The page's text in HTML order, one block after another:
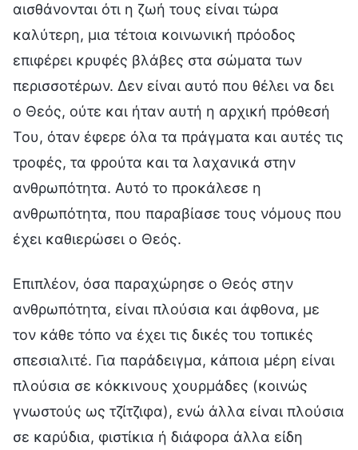
αισθάνονται ότι η ζωή τους είναι τώρα
καλύτερη, μια τέτοια κοινωνική πρόοδος
επιφέρει κρυφές βλάβες στα σώματα των
περισσοτέρων. Δεν είναι αυτό που θέλει να δει
ο Θεός, ούτε και ήταν αυτή η αρχική πρόθεσή
Του, όταν έφερε όλα τα πράγματα και αυτές τις
τροφές, τα φρούτα και τα λαχανικά στην
ανθρωπότητα. Αυτό το προκάλεσε η
ανθρωπότητα, που παραβίασε τους νόμους που
έχει καθιερώσει ο Θεός.
Επιπλέον, όσα παραχώρησε ο Θεός στην
ανθρωπότητα, είναι πλούσια και άφθονα, με
τον κάθε τόπο να έχει τις δικές του τοπικές
σπεσιαλιτέ. Για παράδειγμα, κάποια μέρη είναι
πλούσια σε κόκκινους χουρμάδες (κοινώς
γνωστούς ως τζίτζιφα), ενώ άλλα είναι πλούσια
σε καρύδια, φιστίκια ή διάφορα άλλα είδη